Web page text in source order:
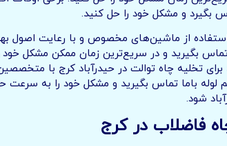
بگیرد و مشکل خود را حل کنید.
از ماشین‌های مخصوص و با رعایت اصول
تماس بگیرید و در سریع‌ترین زمان ممکن مشکل
تخلیه چاه توالت در حیدرآباد کرج با
لوله باما تماس بگیرید و مشکل خود را به سرعت
شود.
فاضلاب در کرج